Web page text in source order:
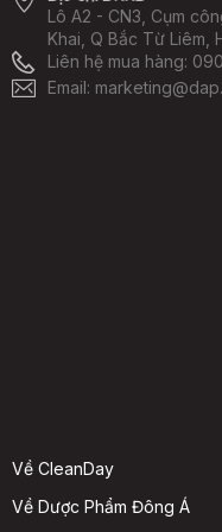
Lô A2 - CN3, Cụm
Khai, Q Bắc Từ Liêm,
Liên hệ mua hàng:
Email:
Về CleanDay
Về Dược Phẩm Đông Á